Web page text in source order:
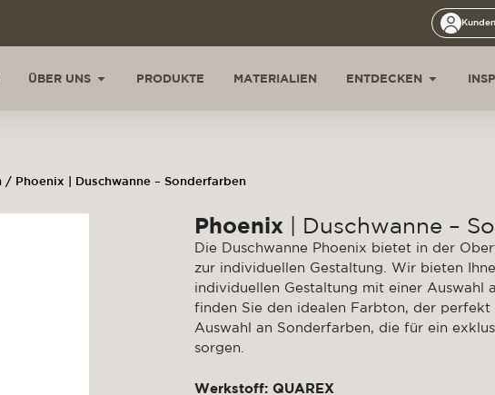
ÜBER UNS PRODUKTE MATERIALIEN ENTDECKEN
/ Phoenix | Duschwanne – Sonderfarben
Phoenix | Duschwanne –
Die Duschwanne Phoenix bietet in der
zur individuellen Gestaltung. Wir bieten
individuellen Gestaltung mit einer Auswahl
finden Sie den idealen Farbton, der
Auswahl an Sonderfarben, die für ein
sorgen.
Werkstoff: QUAREX